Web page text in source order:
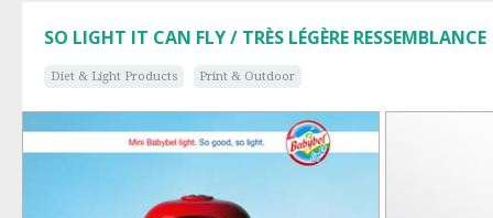
SO LIGHT IT CAN FLY / TRÈS LÉGÈRE RESSEMBLANCE
Diet & Light Products Print & Outdoor